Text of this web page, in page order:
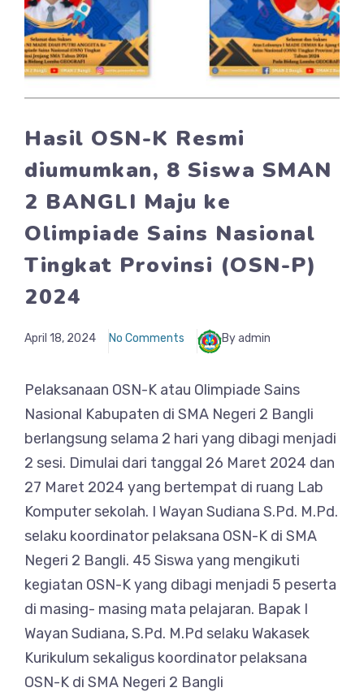
Hasil OSN-K Resmi
diumumkan, 8 Siswa SMAN
2 BANGLI Maju ke
Olimpiade Sains Nasional
Tingkat Provinsi (OSN-P)
2024
April 18, 2024 No Comments By admin
Pelaksanaan OSN-K atau Olimpiade Sains
Nasional Kabupaten di SMA Negeri 2 Bangli
berlangsung selama 2 hari yang dibagi menjadi
2 sesi. Dimulai dari tanggal 26 Maret 2024 dan
27 Maret 2024 yang bertempat di ruang Lab
Komputer sekolah. I Wayan Sudiana S.Pd. M.Pd.
selaku koordinator pelaksana OSN-K di SMA
Negeri 2 Bangli. 45 Siswa yang mengikuti
kegiatan OSN-K yang dibagi menjadi 5 peserta
di masing- masing mata pelajaran. Bapak I
Wayan Sudiana, S.Pd. M.Pd selaku Wakasek
Kurikulum sekaligus koordinator pelaksana
OSN-K di SMA Negeri 2 Bangli